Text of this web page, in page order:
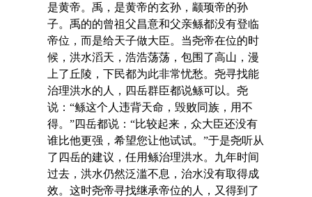
是黄帝。禹，是黄帝的玄孙，颛顼帝的孙
子。禹的的曾祖父昌意和父亲鲧都没有登临
帝位，而是给天子做大臣。当尧帝在位的时
候，洪水滔天，浩浩荡荡，包围了高山，漫
上了丘陵，下民都为此非常忧愁。尧寻找能
治理洪水的人，四岳群臣都说鲧可以。尧
说：“鲧这个人违背天命，毁败同族，用不
得。”四岳都说：“比较起来，众大臣还没有
谁比他更强，希望您让他试试。”于是尧听从
了四岳的建议，任用鲧治理洪水。九年时间
过去，洪水仍然泛滥不息，治水没有取得成
效。这时尧帝寻找继承帝位的人，又得到了